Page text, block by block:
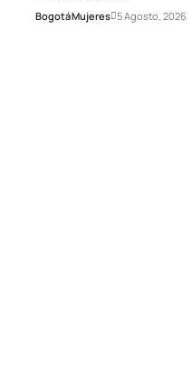
BogotáMujeres 5 Agosto, 2026